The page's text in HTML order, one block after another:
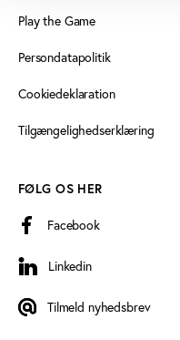
Play the Game
Persondatapolitik
Cookiedeklaration
Tilgængelighedserklæring
FØLG OS HER
Facebook
Linkedin
Linkedin
Tilmeld nyhedsbrev
Tilmeld nyhedsbrev